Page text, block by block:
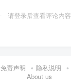
请登录后查看评论内容
免责声明 隐私说明
About us